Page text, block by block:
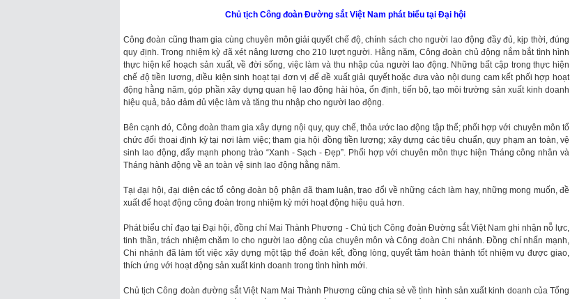
Chủ tịch Công đoàn Đường sắt Việt Nam phát biểu tại Đại hội
Công đoàn cũng tham gia cùng chuyên môn giải quyết chế độ, chính sách cho người lao động đầy đủ, kịp thời, đúng
quy định. Trong nhiệm kỳ đã xét nâng lương cho 210 lượt người. Hằng năm, Công đoàn chủ động nắm bắt tình hình
thực hiện kế hoạch sản xuất, về đời sống, việc làm và thu nhập của người lao động. Những bất cập trong thực hiện
chế độ tiền lương, điều kiện sinh hoạt tại đơn vị để đề xuất giải quyết hoặc đưa vào nội dung cam kết phối hợp hoạt
động hằng năm, góp phần xây dựng quan hệ lao động hài hòa, ổn định, tiến bộ, tạo môi trường sản xuất kinh doanh
hiệu quả, bảo đảm đủ việc làm và tăng thu nhập cho người lao động.
Bên cạnh đó, Công đoàn tham gia xây dựng nội quy, quy chế, thỏa ước lao động tập thể; phối hợp với chuyên môn tổ
chức đối thoại định kỳ tại nơi làm việc; tham gia hội đồng tiền lương; xây dựng các tiêu chuẩn, quy phạm an toàn, vệ
sinh lao động, đẩy mạnh phong trào “Xanh - Sạch - Đẹp”. Phối hợp với chuyên môn thực hiện Tháng công nhân và
Tháng hành động về an toàn vệ sinh lao động hằng năm.
Tại đại hội, đại diện các tổ công đoàn bộ phận đã tham luận, trao đổi về những cách làm hay, những mong muốn, đề
xuất để hoạt động công đoàn trong nhiệm kỳ mới hoạt động hiệu quả hơn.
Phát biểu chỉ đạo tại Đại hội, đồng chí Mai Thành Phương - Chủ tịch Công đoàn Đường sắt Việt Nam ghi nhận nỗ lực,
tinh thần, trách nhiệm chăm lo cho người lao động của chuyên môn và Công đoàn Chi nhánh. Đồng chí nhấn mạnh,
Chi nhánh đã làm tốt việc xây dựng một tập thể đoàn kết, đồng lòng, quyết tâm hoàn thành tốt nhiệm vụ được giao,
thích ứng với hoạt động sản xuất kinh doanh trong tình hình mới.
Chủ tịch Công đoàn đường sắt Việt Nam Mai Thành Phương cũng chia sẻ về tình hình sản xuất kinh doanh của Tổng